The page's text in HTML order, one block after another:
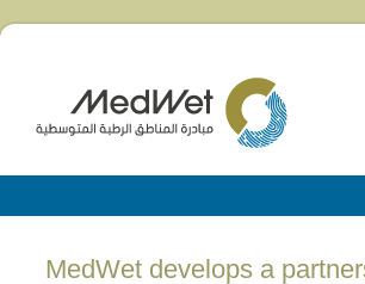
(English) MedWet develops a